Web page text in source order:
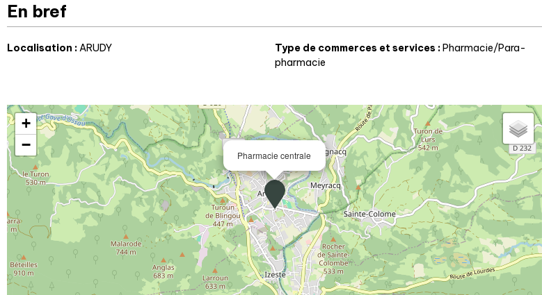
En bref
Localisation :ARUDY Type de commerces et services :Pharmacie/Para-
pharmacie
Pharmacie centrale
+
−